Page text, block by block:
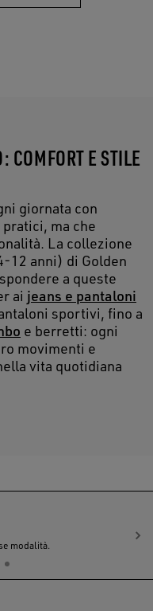
E STILE
giornata con
ma che
La collezione
12 anni) di Golden
a queste
ai jeans e pantaloni
sportivi, fino a
e berretti: ogni
movimenti e
vita quotidiana
modalità.